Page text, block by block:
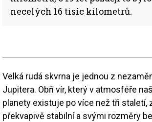
necelých 16 tisíc kilometrů.
Velká rudá skvrna je jednou z
Jupitera. Obří vír, který v atmosféře
planety existuje po více než tři staletí,
překvapivě stabilní a svými rozměry